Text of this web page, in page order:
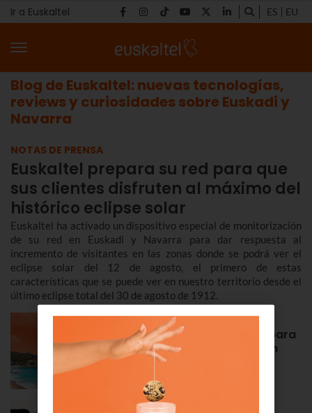
Ir a Euskaltel ES EU
Blog de Euskaltel: nuevas tecnologías,
reviews y curiosidades sobre Euskadi y
Navarra
NOTAS DE PRENSA
Euskaltel prepara su red para que
sus clientes disfruten al máximo del
histórico eclipse solar
Euskaltel ha activado un dispositivo especial de monitorización
de su red en Euskadi y Navarra para dar respuesta al
incremento de visitantes en las zonas donde se podrá ver el
eclipse solar del 12 de agosto, el primero de estas
características que se puede ver en nuestro territorio desde el
último eclipse total del 30 de agosto de 1912.
Euskaltel realiza cerca de un
centenar de intervenciones para
garantizar la conectividad en
verano
NOTAS DE PRENSA